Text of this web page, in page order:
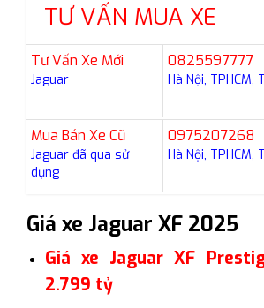
TƯ VẤN MUA XE
Tư Vấn Xe Mới
Jaguar
0825597777
Hà Nội, TPHCM,
Mua Bán Xe Cũ
Jaguar đã qua sử
dụng
0975207268
Hà Nội, TPHCM,
Giá xe Jaguar XF 2025
Giá xe Jaguar XF
2.799 tỷ